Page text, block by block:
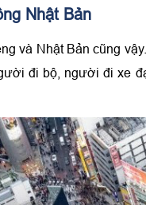
Nhật Bản
và Nhật Bản cũng
đi bộ, người đi xe